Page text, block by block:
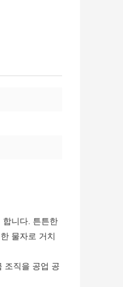
합니다. 튼튼한
물자로 거치
조직을 공업 공